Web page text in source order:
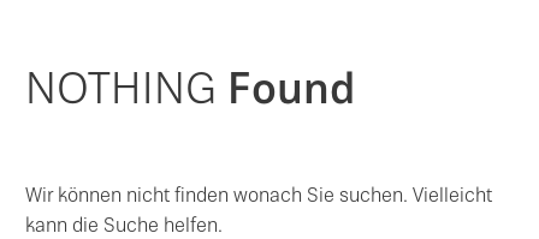
NOTHING Found
Wir können nicht finden wonach Sie suchen. Vielleicht
kann die Suche helfen.